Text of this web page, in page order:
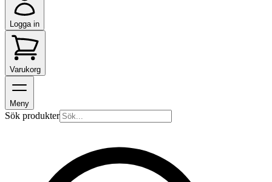
Logga in
Varukorg
Meny
Sök produkter